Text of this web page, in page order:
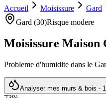
Accueil Moisissure Gard
Gard (30)Risque modere
Moisissure Maison
Probleme d'humidite dans le
Analyser mes murs & bois -